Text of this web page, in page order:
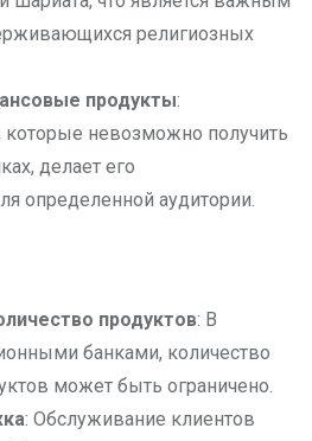
религиозных
продукты:
невозможно получить
делает его
определенной аудитории.
продуктов: В
банками, количество
может быть ограничено.
: Обслуживание клиентов